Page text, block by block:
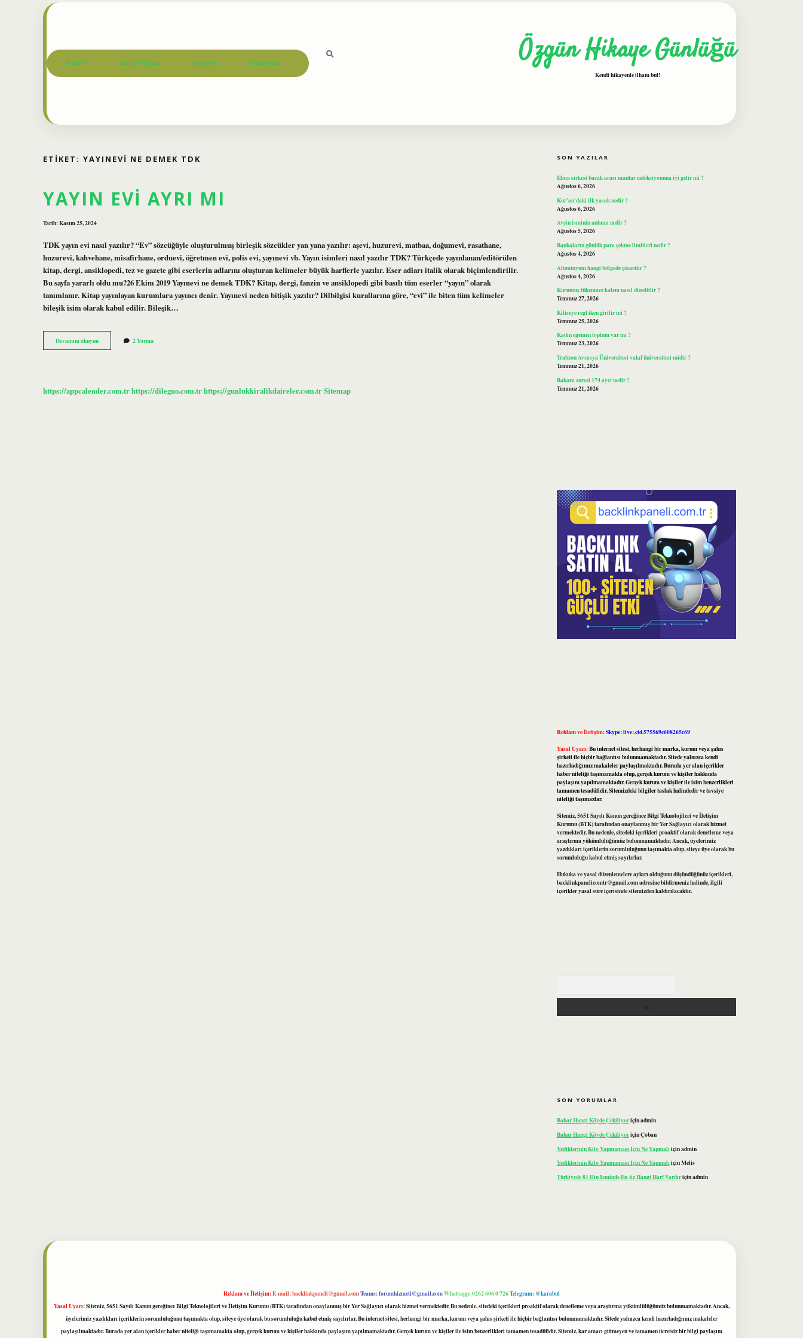
Anasayfa Gizlilik Politikası Yasal Uyarı Hakkımızda Özgün Hikaye Günlüğü
Kendi hikayenle ilham bul!
ETIKET: YAYINEVI NE DEMEK TDK
YAYIN EVI AYRI MI
Tarih: Kasım 25, 2024
TDK yayın evi nasıl yazılır? “Ev” sözcüğüyle oluşturulmuş birleşik sözcükler yan yana yazılır: aşevi, huzurevi, matbaa, doğumevi, rasathane,
huzurevi, kahvehane, misafirhane, orduevi, öğretmen evi, polis evi, yayınevi vb. Yayın isimleri nasıl yazılır TDK? Türkçede yayınlanan/editörülen
kitap, dergi, ansiklopedi, tez ve gazete gibi eserlerin adlarını oluşturan kelimeler büyük harflerle yazılır. Eser adları italik olarak biçimlendirilir.
Bu sayfa yararlı oldu mu?26 Ekim 2019 Yayınevi ne demek TDK? Kitap, dergi, fanzin ve ansiklopedi gibi basılı tüm eserler “yayın” olarak
tanımlanır. Kitap yayınlayan kurumlara yayıncı denir. Yayınevi neden bitişik yazılır? Dilbilgisi kurallarına göre, “evi” ile biten tüm kelimeler
bileşik isim olarak kabul edilir. Bileşik…
Devamını okuyunYayın
Evi
2 Yorum
https://appcalender.com.trhttps://dilegno.com.trhttps://gunlukkiralikdaireler.com.trSitemap
SON YAZILAR
Elma sirkesi bacak arası mantar enfeksiyonuna iyi gelir mi ?
Ağustos 6, 2026
Kur’an’daki ilk yasak nedir ?
Ağustos 6, 2026
Avşin isminin anlamı nedir ?
Ağustos 5, 2026
Bankaların günlük para çekme limitleri nedir ?
Ağustos 4, 2026
Alüminyum hangi bölgede çıkarılır ?
Ağustos 4, 2026
Kurumuş tükenmez kalem nasıl düzeltilir ?
Temmuz 27, 2026
Kiliseye regl iken girilir mi ?
Temmuz 25, 2026
Kadın egemen toplum var mı ?
Temmuz 23, 2026
Trabzon Avrasya Üniversitesi vakıf üniversitesi midir ?
Temmuz 21, 2026
Bakara suresi 174 ayet nedir ?
Temmuz 21, 2026
Reklam ve İletişim:Skype: live:.cid.575569c608265c69
Yasal Uyarı:Bu internet sitesi, herhangi bir marka, kurum veya şahıs
şirketi ile hiçbir bağlantısı bulunmamaktadır. Sitede yalnızca kendi
hazırladığımız makaleler paylaşılmaktadır. Burada yer alan içerikler
haber niteliği taşımamakta olup, gerçek kurum ve kişiler hakkında
paylaşım yapılmamaktadır. Gerçek kurum ve kişiler ile isim benzerlikleri
tamamen tesadüfidir. Sitemizdeki bilgiler taslak halindedir ve tavsiye
niteliği taşımazlar.
Sitemiz, 5651 Sayılı Kanun gereğince Bilgi Teknolojileri ve İletişim
Kurumu (BTK) tarafından onaylanmış bir Yer Sağlayıcı olarak hizmet
vermektedir. Bu nedenle, sitedeki içerikleri proaktif olarak denetleme veya
araştırma yükümlülüğümüz bulunmamaktadır. Ancak, üyelerimiz
yazdıkları içeriklerin sorumluluğunu taşımakta olup, siteye üye olarak bu
sorumluluğu kabul etmiş sayılırlar.
Hukuka ve yasal düzenlemelere aykırı olduğunu düşündüğünüz içerikleri,
backlinkpanelicomtr@gmail.comadresine bildirmeniz halinde, ilgili
içerikler yasal süre içerisinde sitemizden kaldırılacaktır.
SON YORUMLAR
Bahar Hangi Köyde Çekiliyoriçinadmin
Bahar Hangi Köyde ÇekiliyoriçinÇoban
Yediklerinin Kilo Yapmaması Için Ne Yapmalı içinadmin
Yediklerinin Kilo Yapmaması Için Ne YapmalıiçinMelis
Türkiyede 81 Ilin Isminde En Az Hangi Harf Vardıriçinadmin
Reklam ve İletişim:E-mail:backlinkpaneli@gmail.comTeams:forumhizmeti@gmail.comWhatsapp: 0262 606 0 726Telegram: @karabul
Yasal Uyarı:Sitemiz, 5651 Sayılı Kanun gereğince Bilgi Teknolojileri ve İletişim Kurumu (BTK) tarafından onaylanmış bir Yer Sağlayıcı olarak hizmet vermektedir. Bu nedenle, sitedeki içerikleri proaktif olarak denetleme veya araştırma yükümlülüğümüz bulunmamaktadır. Ancak,
üyelerimiz yazdıkları içeriklerin sorumluluğunu taşımakta olup, siteye üye olarak bu sorumluluğu kabul etmiş sayılırlar. Bu internet sitesi, herhangi bir marka, kurum veya şahıs şirketi ile hiçbir bağlantısı bulunmamaktadır. Sitede yalnızca kendi hazırladığımız makaleler
paylaşılmaktadır. Burada yer alan içerikler haber niteliği taşımamakta olup, gerçek kurum ve kişiler hakkında paylaşım yapılmamaktadır. Gerçek kurum ve kişiler ile isim benzerlikleri tamamen tesadüfidir. Sitemiz, kar amacı gütmeyen ve tamamen ücretsiz bir bilgi paylaşım